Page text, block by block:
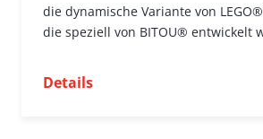
die dynamische Variante von LEGO®
die speziell von BITOU® entwickelt
Details